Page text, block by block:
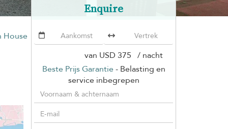
House
Enquire
van USD 375 / nacht
Beste Prijs Garantie - Belasting en
service inbegrepen